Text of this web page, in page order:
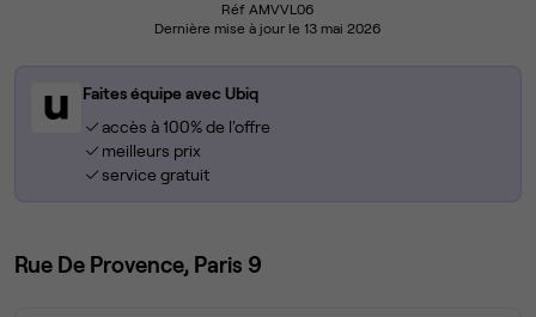
Réf AMVVL06
Dernière mise à jour le 13 mai 2026
Faites équipe avec Ubiq
accès à 100% de l'offre
meilleurs prix
service gratuit
Rue De Provence, Paris 9